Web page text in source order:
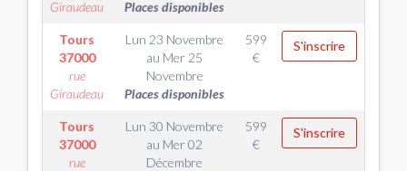
Giraudeau
Places disponibles
Tours
37000
rue
Giraudeau
Lun 23 Novembre
au Mer 25
Novembre
Places disponibles
599
€
S'inscrire
Tours
37000
rue
Lun 30 Novembre
au Mer 02
Décembre
599
€
S'inscrire